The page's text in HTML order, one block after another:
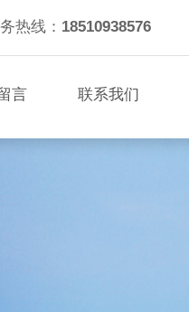
热线： 18510938576
言 联系我们